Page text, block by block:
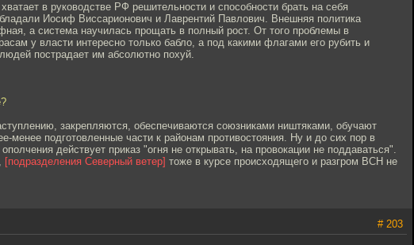
в руководстве РФ решительности и способности брать на себя
Иосиф Виссарионович и Лаврентий Павлович. Внешняя политика
а система научилась прощать в полный рост. От того проблемы в
у власти интересно только бабло, а под какими флагами его рубить и
пострадает им абсолютно похуй.
закрепляются, обеспечиваются союзниками ништяками, обучают
менее подготовленные части к районам противостояния. Ну и до сих пор в
действует приказ "огня не открывать, на провокации не поддаваться".
[подразделения Северный ветер] тоже в курсе происходящего и разгром ВСН не
# 203